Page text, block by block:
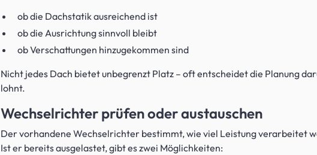
ob die Dachstatik ausreichend ist
ob die Ausrichtung sinnvoll bleibt
ob Verschattungen hinzugekommen sind
Nicht jedes Dach bietet unbegrenzt Platz – oft entscheidet die Planung
lohnt.
Wechselrichter prüfen oder austauschen
Der vorhandene Wechselrichter bestimmt, wie viel Leistung verarbeitet
Ist er bereits ausgelastet, gibt es zwei Möglichkeiten: